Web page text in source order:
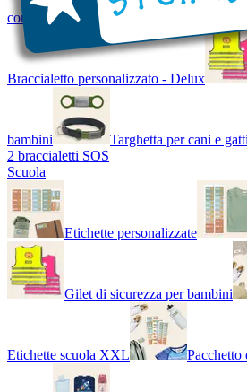
con Nome - Luminoso
Braccialetto personalizzato - Delux
bambini Targhetta per cani e gatti
2 braccialetti SOS
Scuola
Etichette personalizzate
Gilet di sicurezza per bambini
Etichette scuola XXL Pacchetto